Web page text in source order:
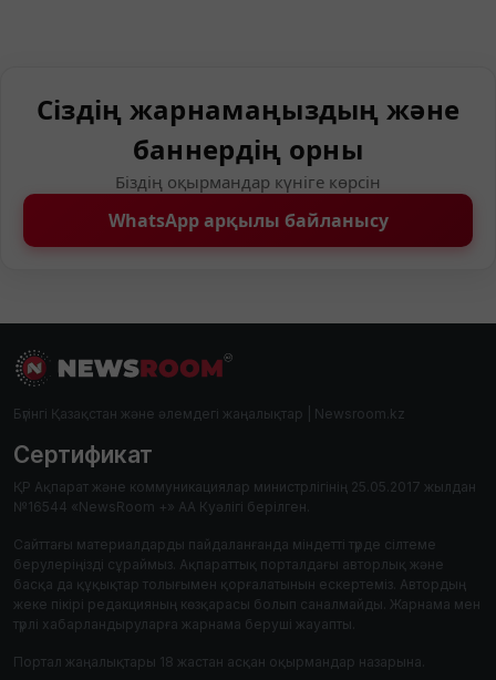
Сіздің жарнамаңыздың және
баннердің орны
Біздің оқырмандар күніге көрсін
WhatsApp арқылы байланысу
Бүгінгі Қазақстан және әлемдегі жаңалықтар | Newsroom.kz
Сертификат
ҚР Ақпарат және коммуникациялар министрлігінің 25.05.2017 жылдан
№16544 «NewsRoom +» АА Куәлігі берілген.
Сайттағы материалдарды пайдаланғанда міндетті түрде сілтеме
берулеріңізді сұраймыз. Ақпараттық порталдағы авторлық және
басқа да құқықтар толығымен қорғалатынын ескертеміз. Автордың
жеке пікірі редакцияның көзқарасы болып саналмайды. Жарнама мен
түрлі хабарландыруларға жарнама беруші жауапты.
Портал жаңалықтары 18 жастан асқан оқырмандар назарына.